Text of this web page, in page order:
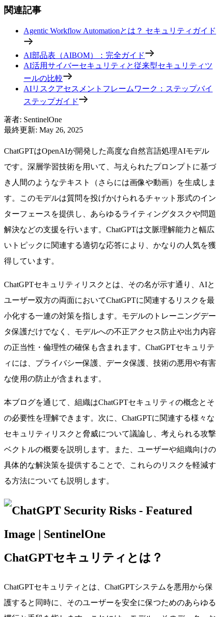
関連記事
Agentic Workflow Automationとは？ セキュリティガイド
AI部品表（AIBOM）：完全ガイド
AI活用サイバーセキュリティと従来型セキュリティツ
ールの比較
AIリスクアセスメントフレームワーク：ステップバイ
ステップガイド
著者: SentinelOne
最終更新: May 26, 2025
ChatGPTはOpenAIが開発した高度な自然言語処理AIモデル
です。深層学習技術を用いて、与えられたプロンプトに基づ
き人間のようなテキスト（さらには画像や動画）を生成しま
す。このモデルは質問を投げかけられるチャット形式のイン
ターフェースを提供し、あらゆるライティングタスクや問題
解決などの支援を行います。ChatGPTは文脈理解能力と幅広
いトピックに関連する適切な応答により、かなりの人気を獲
得しています。
ChatGPTセキュリティリスクとは、その名が示す通り、AIと
ユーザー双方の両面においてChatGPTに関連するリスクを最
小化する一連の対策を指します。モデルのトレーニングデー
タ保護だけでなく、モデルへの不正アクセス防止や出力内容
の正当性・倫理性の確保も含まれます。ChatGPTセキュリテ
ィには、プライバシー保護、データ保護、技術の悪用や有害
な使用の防止が含まれます。
本ブログを通じて、組織はChatGPTセキュリティの概念とそ
の必要性を理解できます。次に、ChatGPTに関連する様々な
セキュリティリスクと脅威について議論し、考えられる攻撃
ベクトルの概要を説明します。また、ユーザーや組織向けの
具体的な解決策を提供することで、これらのリスクを軽減す
る方法についても説明します。
ChatGPTセキュリティとは？
ChatGPTセキュリティとは、ChatGPTシステムを悪用から保
護すると同時に、そのユーザーを安全に保つためのあらゆる